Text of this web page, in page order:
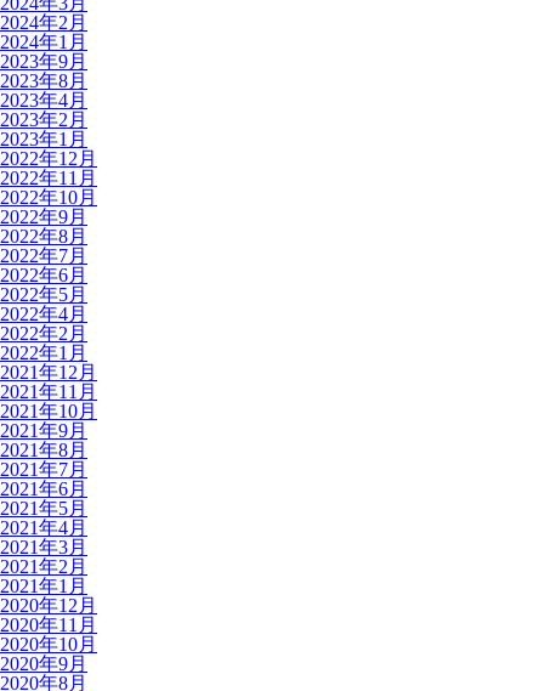
2024年2月
2024年1月
2023年9月
2023年8月
2023年4月
2023年2月
2023年1月
2022年12月
2022年11月
2022年10月
2022年9月
2022年8月
2022年7月
2022年6月
2022年5月
2022年4月
2022年2月
2022年1月
2021年12月
2021年11月
2021年10月
2021年9月
2021年8月
2021年7月
2021年6月
2021年5月
2021年4月
2021年3月
2021年2月
2021年1月
2020年12月
2020年11月
2020年10月
2020年9月
2020年8月